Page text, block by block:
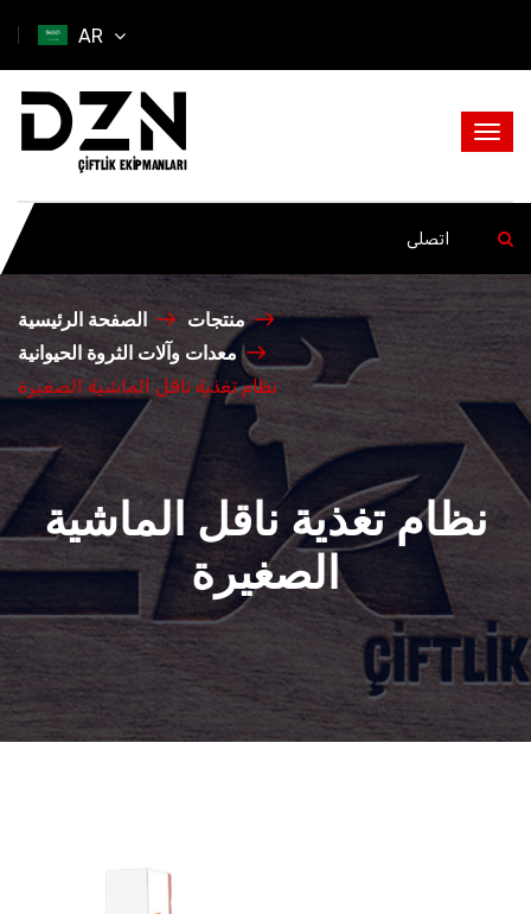
AR
الصفحة الرئيسية
منتجات
معدات وآلات الثروة الحيوانية
نظام تغذية ناقل الماشية الصغيرة
نظام تغذية ناقل الماشية
الصغيرة